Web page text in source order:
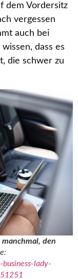
dem Vordersitz
vergessen
auch bei
dass es
die schwer zu
den
lady-